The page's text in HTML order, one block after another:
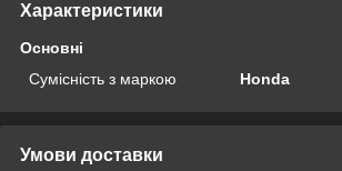
Характеристики
Основні
Сумісність з маркою
Honda
Умови доставки